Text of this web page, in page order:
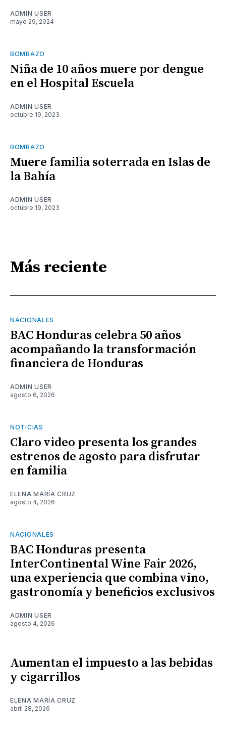
ADMIN USER
mayo 29, 2024
BOMBAZO
Niña de 10 años muere por dengue
en el Hospital Escuela
ADMIN USER
octubre 19, 2023
BOMBAZO
Muere familia soterrada en Islas de
la Bahía
ADMIN USER
octubre 19, 2023
Más reciente
NACIONALES
BAC Honduras celebra 50 años
acompañando la transformación
financiera de Honduras
ADMIN USER
agosto 6, 2026
NOTICIAS
Claro video presenta los grandes
estrenos de agosto para disfrutar
en familia
ELENA MARÍA CRUZ
agosto 4, 2026
NACIONALES
BAC Honduras presenta
InterContinental Wine Fair 2026,
una experiencia que combina vino,
gastronomía y beneficios exclusivos
ADMIN USER
agosto 4, 2026
Aumentan el impuesto a las bebidas
y cigarrillos
ELENA MARÍA CRUZ
abril 28, 2026